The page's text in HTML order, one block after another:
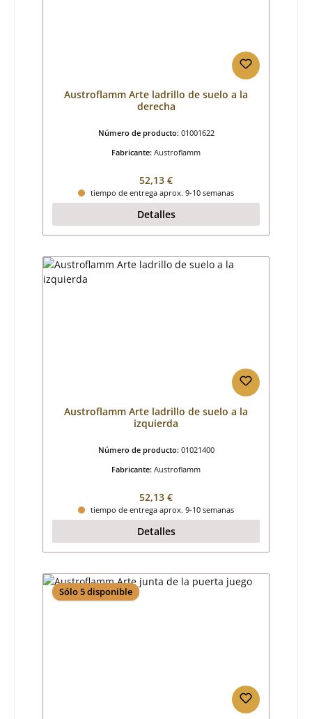
Austroflamm Arte ladrillo de suelo a la
derecha
Número de producto: 01001622
Fabricante: Austroflamm
Precio normal:
52,13 €
tiempo de entrega aprox. 9-10 semanas
Detalles
Austroflamm Arte ladrillo de suelo a la
izquierda
Número de producto: 01021400
Fabricante: Austroflamm
Precio normal:
52,13 €
tiempo de entrega aprox. 9-10 semanas
Detalles
Sólo 5 disponible